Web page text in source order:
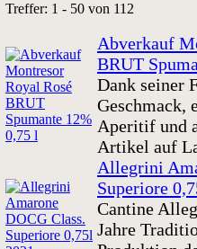
Treffer: 1 - 50 von 112
Abverkauf
BRUT
Dank seiner
Geschmack,
Aperitif und
Artikel auf
Allegrini
Superiore
Cantine
Jahre